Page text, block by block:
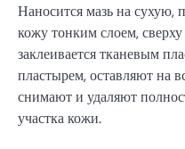
Наносится мазь на сухую,
кожу тонким слоем,
заклеивается тканевым
пластырем, оставляют на
снимают и удаляют
участка кожи.